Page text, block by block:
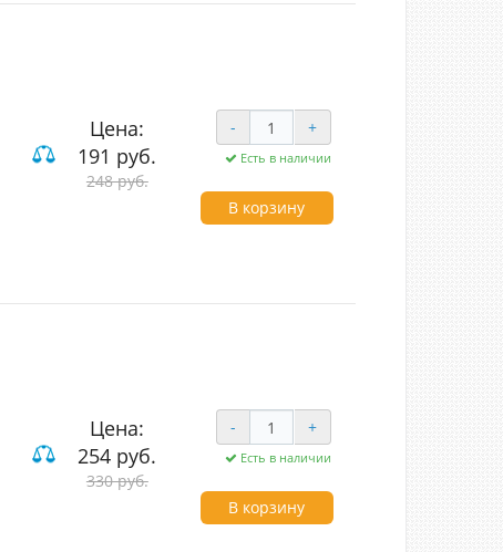
Цена:
191 руб.
248 руб.
- +
Есть в наличии
В корзину
Цена:
254 руб.
330 руб.
- +
Есть в наличии
В корзину